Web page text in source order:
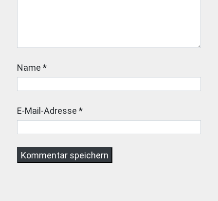
Name *
E-Mail-Adresse *